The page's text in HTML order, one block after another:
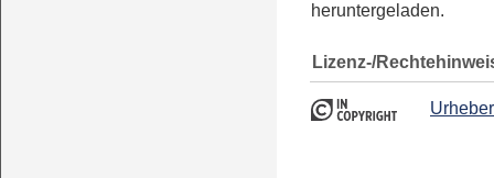
heruntergeladen.
Lizenz-/